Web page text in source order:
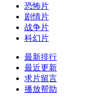
恐怖片
剧情片
战争片
科幻片
最新排行
最近更新
求片留言
播放帮助